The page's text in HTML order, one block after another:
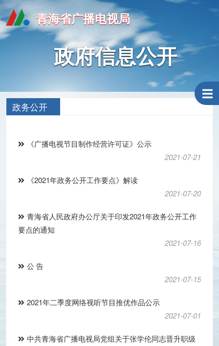
青海省广播电视局
政府信息公开
政务公开
《广播电视节目制作经营许可证》公示
2021-07-21
《2021年政务公开工作要点》解读
2021-07-20
青海省人民政府办公厅关于印发2021年政务公开工作
要点的通知
2021-07-16
公 告
2021-07-15
2021年二季度网络视听节目推优作品公示
2021-07-01
中共青海省广播电视局党组关于张学伦同志晋升职级